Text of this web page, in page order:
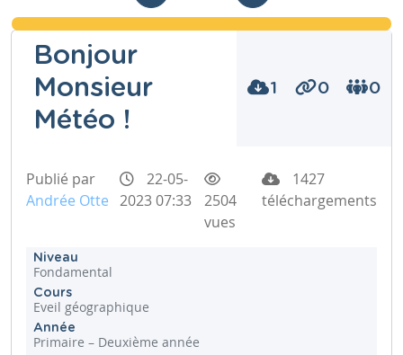
Bonjour
Monsieur
Météo !
1 0 0
Publié par
Andrée Otte
22-05-
2023 07:33
2504
vues
1427
téléchargements
Niveau
Fondamental
Cours
Eveil géographique
Année
Primaire – Deuxième année